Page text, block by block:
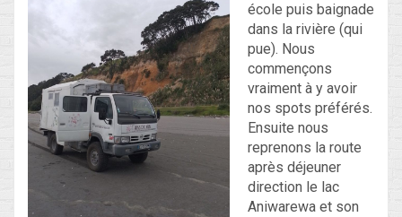
Kong – partie 1 !
28 – du 18 juin au 22 juin : Bye-
Bye Bali… Hello Hong-Kong !
école puis baignade
dans la rivière (qui
pue). Nous
commençons
vraiment à y avoir
nos spots préférés.
Ensuite nous
reprenons la route
après déjeuner
direction le lac
Aniwarewa et son